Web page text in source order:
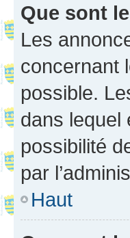
Que sont
Les
concernant
possible.
dans lequel
possibilité
par
Haut